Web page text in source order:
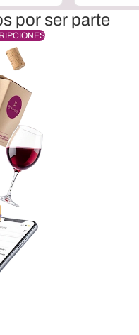
por ser parte